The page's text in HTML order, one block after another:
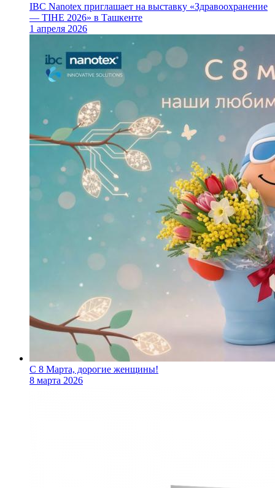
IBC Nanotex приглашает на выставку «Здравоохранение
— TIHE 2026» в Ташкенте
1 апреля 2026
С 8 Марта, дорогие женщины!
8 марта 2026